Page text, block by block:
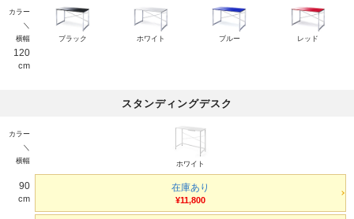
カラー
＼
横幅
ブラック ホワイト ブルー レッド
120
cm
スタンディングデスク
カラー
＼
横幅
ホワイト
90
cm
在庫あり
¥11,800